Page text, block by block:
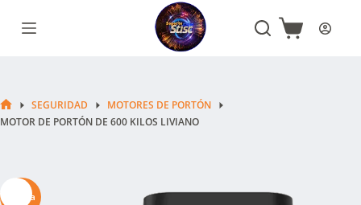
contenido
Carro
INICIO
SEGURIDAD
MOTORES DE PORTÓN
MOTOR DE PORTÓN DE 600 KILOS LIVIANO
Oferta